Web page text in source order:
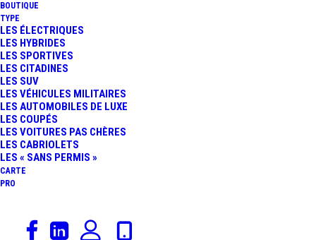
BOUTIQUE
TYPE
LES ÉLECTRIQUES
LES HYBRIDES
LES SPORTIVES
LES CITADINES
LES SUV
LES VÉHICULES MILITAIRES
LES AUTOMOBILES DE LUXE
LES COUPÉS
LES VOITURES PAS CHÈRES
LES CABRIOLETS
LES « SANS PERMIS »
CARTE
PRO
JAGUAR TYPE E :
MODERNISÉE ET
SUBLIMÉE PAR CALLUM
DESIGN